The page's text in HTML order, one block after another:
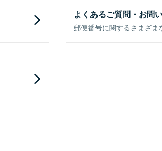
よくあるご質問・お問
郵便番号に関するさまざま